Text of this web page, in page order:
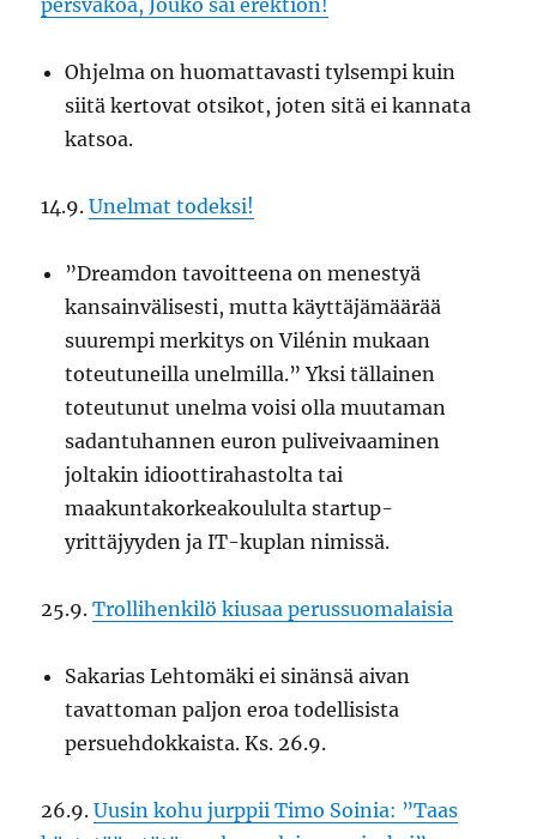
persvakoa, Jouko sai erektion!
Ohjelma on huomattavasti tylsempi kuin
siitä kertovat otsikot, joten sitä ei kannata
katsoa.
14.9.Unelmat todeksi!
”Dreamdon tavoitteena on menestyä
kansainvälisesti, mutta käyttäjämäärää
suurempi merkitys on Vilénin mukaan
toteutuneilla unelmilla.” Yksi tällainen
toteutunut unelma voisi olla muutaman
sadantuhannen euron puliveivaaminen
joltakin idioottirahastolta tai
maakuntakorkeakoululta startup-
yrittäjyyden ja IT-kuplan nimissä.
25.9.Trollihenkilö kiusaa perussuomalaisia
Sakarias Lehtomäki ei sinänsä aivan
tavattoman paljon eroa todellisista
persuehdokkaista. Ks. 26.9.
26.9.Uusin kohu jurppii Timo Soinia: ”Taas